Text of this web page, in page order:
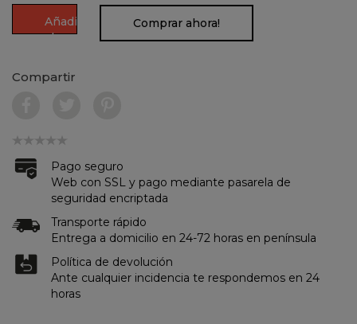
Añadir
al
Comprar ahora!
Compartir
Pago seguro
Web con SSL y pago mediante pasarela de
seguridad encriptada
Transporte rápido
Entrega a domicilio en 24-72 horas en península
Política de devolución
Ante cualquier incidencia te respondemos en 24
horas